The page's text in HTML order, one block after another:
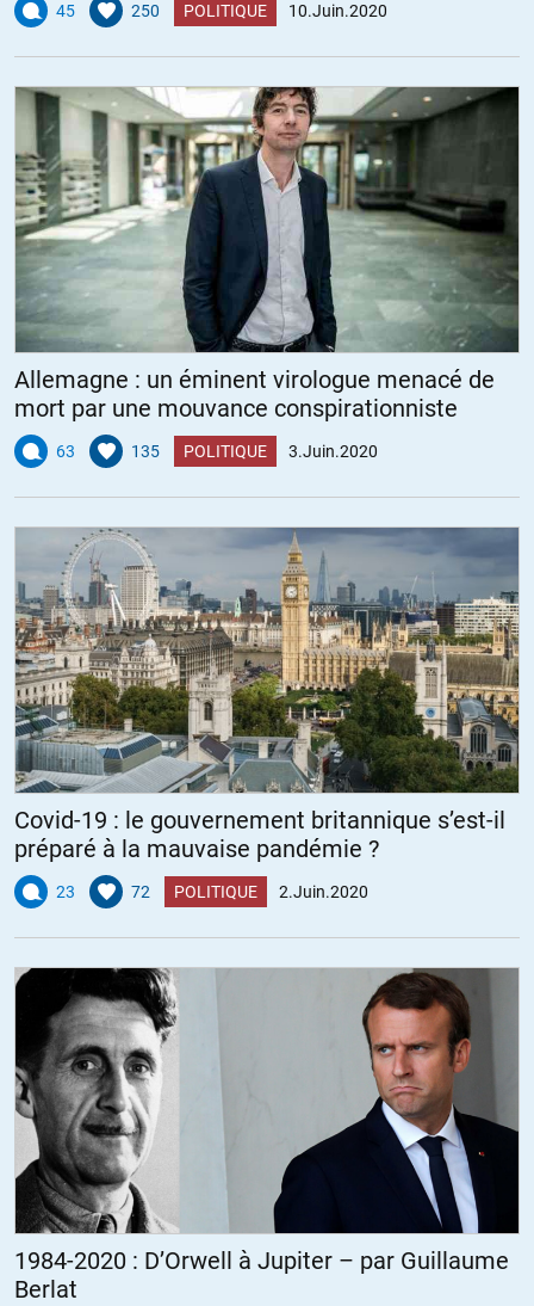
45 250 POLITIQUE 10.Juin.2020
Allemagne : un éminent virologue menacé de
mort par une mouvance conspirationniste
63 135 POLITIQUE 3.Juin.2020
Covid-19 : le gouvernement britannique s’est-il
préparé à la mauvaise pandémie ?
23 72 POLITIQUE 2.Juin.2020
1984-2020 : D’Orwell à Jupiter – par Guillaume
Berlat